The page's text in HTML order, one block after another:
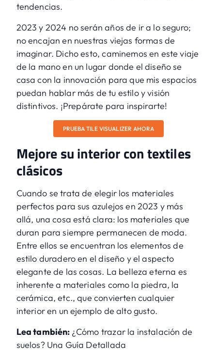
tendencias.
2023 y 2024 no serán años de ir a lo seguro;
no encajan en nuestras viejas formas de
imaginar. Dicho esto, caminemos en este viaje
de la mano en un lugar donde el diseño se
casa con la innovación para que mis espacios
puedan hablar más de tu estilo y visión
distintivos. ¡Prepárate para inspirarte!
PRUEBA TILE VISUALIZER AHORA
Mejore su interior con textiles
clásicos
Cuando se trata de elegir los materiales
perfectos para sus azulejos en 2023 y más
allá, una cosa está clara: los materiales que
duran para siempre permanecen de moda.
Entre ellos se encuentran los elementos de
estilo duradero en el diseño y el aspecto
elegante de las cosas. La belleza eterna es
inherente a materiales como la piedra, la
cerámica, etc., que convierten cualquier
interior en un ejemplo de alto gusto.
Lea también: ¿Cómo trazar la instalación de
suelos? Una Guía Detallada